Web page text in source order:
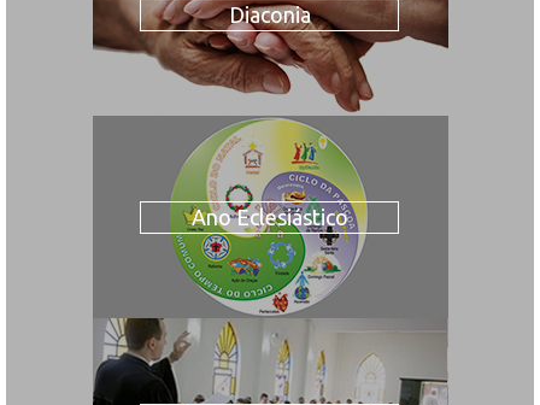
Diaconia
Ano Eclesiástico